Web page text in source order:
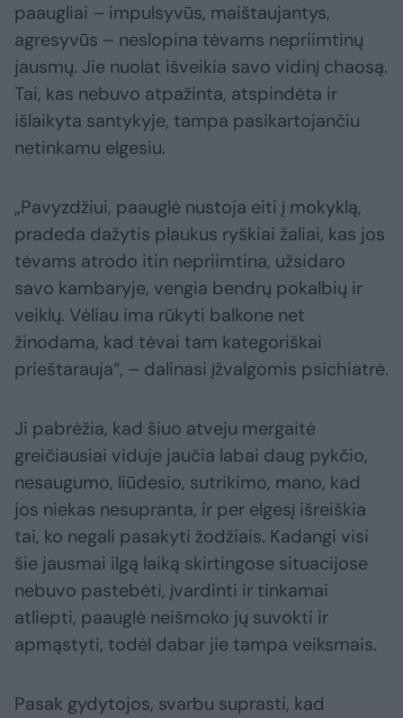
paaugliai – impulsyvūs, maištaujantys,
agresyvūs – neslopina tėvams nepriimtinų
jausmų. Jie nuolat išveikia savo vidinį chaosą.
Tai, kas nebuvo atpažinta, atspindėta ir
išlaikyta santykyje, tampa pasikartojančiu
netinkamu elgesiu.
„Pavyzdžiui, paauglė nustoja eiti į mokyklą,
pradeda dažytis plaukus ryškiai žaliai, kas jos
tėvams atrodo itin nepriimtina, užsidaro
savo kambaryje, vengia bendrų pokalbių ir
veiklų. Vėliau ima rūkyti balkone net
žinodama, kad tėvai tam kategoriškai
prieštarauja“, – dalinasi įžvalgomis psichiatrė.
Ji pabrėžia, kad šiuo atveju mergaitė
greičiausiai viduje jaučia labai daug pykčio,
nesaugumo, liūdesio, sutrikimo, mano, kad
jos niekas nesupranta, ir per elgesį išreiškia
tai, ko negali pasakyti žodžiais. Kadangi visi
šie jausmai ilgą laiką skirtingose situacijose
nebuvo pastebėti, įvardinti ir tinkamai
atliepti, paauglė neišmoko jų suvokti ir
apmąstyti, todėl dabar jie tampa veiksmais.
Pasak gydytojos, svarbu suprasti, kad